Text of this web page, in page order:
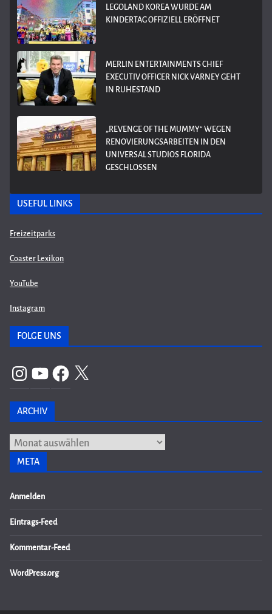
LEGOLAND KOREA WURDE AM
KINDERTAG OFFIZIELL ERÖFFNET
MERLIN ENTERTAINMENTS CHIEF
EXECUTIV OFFICER NICK VARNEY GEHT
IN RUHESTAND
„REVENGE OF THE MUMMY“ WEGEN
RENOVIERUNGSARBEITEN IN DEN
UNIVERSAL STUDIOS FLORIDA
GESCHLOSSEN
USEFUL LINKS
Freizeitparks
Coaster Lexikon
YouTube
Instagram
FOLGE UNS
InstagramYouTubeFacebook
X
ARCHIV
Archiv
META
Anmelden
Eintrags-Feed
Kommentar-Feed
WordPress.org